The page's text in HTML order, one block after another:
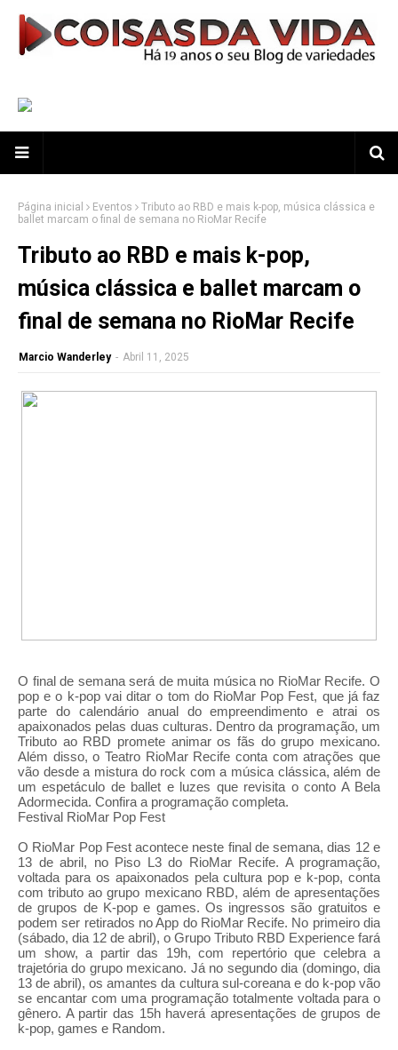
Página inicial Eventos
Tributo ao RBD e mais k-pop, música clássica e
ballet marcam o final de semana no RioMar Recife
Tributo ao RBD e mais k-pop,
música clássica e ballet marcam o
final de semana no RioMar Recife
Marcio Wanderley - Abril 11, 2025
O final de semana será de muita música no RioMar Recife. O
pop e o k-pop vai ditar o tom do RioMar Pop Fest, que já faz
parte do calendário anual do empreendimento e atrai os
apaixonados pelas duas culturas. Dentro da programação, um
Tributo ao RBD promete animar os fãs do grupo mexicano.
Além disso, o Teatro RioMar Recife conta com atrações que
vão desde a mistura do rock com a música clássica, além de
um espetáculo de ballet e luzes que revisita o conto A Bela
Adormecida. Confira a programação completa.
Festival RioMar Pop Fest
O RioMar Pop Fest acontece neste final de semana, dias 12 e
13 de abril, no Piso L3 do RioMar Recife. A programação,
voltada para os apaixonados pela cultura pop e k-pop, conta
com tributo ao grupo mexicano RBD, além de apresentações
de grupos de K-pop e games. Os ingressos são gratuitos e
podem ser retirados no App do RioMar Recife. No primeiro dia
(sábado, dia 12 de abril), o Grupo Tributo RBD Experience fará
um show, a partir das 19h, com repertório que celebra a
trajetória do grupo mexicano. Já no segundo dia (domingo, dia
13 de abril), os amantes da cultura sul-coreana e do k-pop vão
se encantar com uma programação totalmente voltada para o
gênero. A partir das 15h haverá apresentações de grupos de
k-pop, games e Random.